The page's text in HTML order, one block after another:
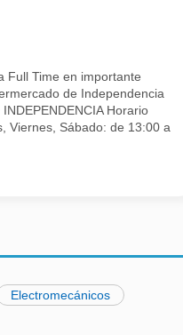
Full Time en importante
de Independencia
Horario
Viernes, Sábado: de 13:00 a
Electromecánicos